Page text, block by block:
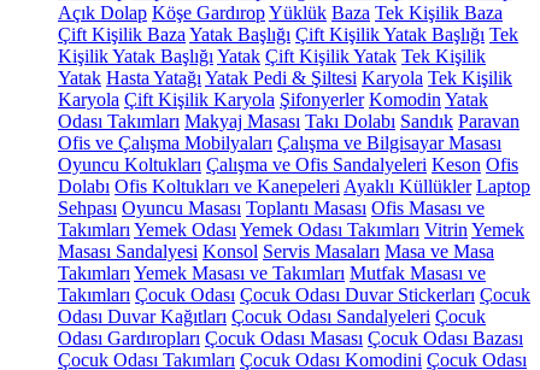
Açık Dolap Köşe GardıropYüklük Baza Tek Kişilik Baza
Çift Kişilik Baza Yatak Başlığı Çift Kişilik Yatak Başlığı Tek
Kişilik Yatak Başlığı Yatak Çift Kişilik Yatak Tek Kişilik
Yatak Hasta Yatağı Yatak Pedi & Şiltesi Karyola Tek Kişilik
Karyola Çift Kişilik Karyola Şifonyerler Komodin Yatak
Odası Takımları Makyaj Masası Takı Dolabı Sandık Paravan
Ofis ve Çalışma Mobilyaları Çalışma ve Bilgisayar Masası
Oyuncu Koltukları Çalışma ve Ofis Sandalyeleri Keson Ofis
Dolabı Ofis Koltukları ve Kanepeleri Ayaklı Küllükler Laptop
Sehpası Oyuncu Masası Toplantı Masası Ofis Masası ve
Takımları Yemek Odası Yemek Odası Takımları Vitrin Yemek
Masası Sandalyesi Konsol Servis Masaları Masa ve Masa
Takımları Yemek Masası ve Takımları Mutfak Masası ve
Takımları Çocuk Odası Çocuk Odası Duvar Stickerları Çocuk
Odası Duvar Kağıtları Çocuk Odası Sandalyeleri Çocuk
Odası Gardıropları Çocuk Odası Masası Çocuk Odası Bazası
Çocuk Odası Takımları Çocuk Odası Komodini Çocuk Odası